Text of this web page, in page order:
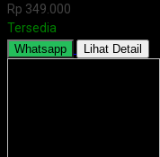
Rp 349.000
Tersedia
Whatsapp Lihat Detail